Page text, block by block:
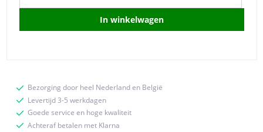
In winkelwagen
Bezorging door heel Nederland en België
Levertijd 3-5 werkdagen
Goede service en hoge kwaliteit
Achteraf betalen met Klarna